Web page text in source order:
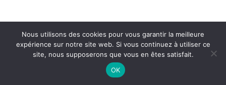
Nous utilisons des cookies pour vous garantir la meilleure
expérience sur notre site web. Si vous continuez à utiliser ce
site, nous supposerons que vous en êtes satisfait.
OK